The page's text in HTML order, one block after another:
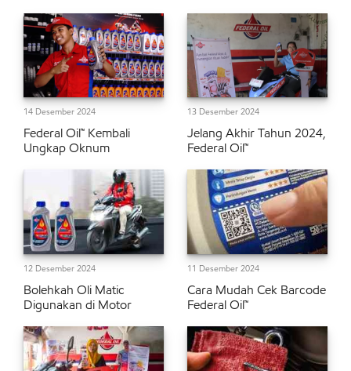
14 Desember 2024
Federal Oil™ Kembali
Ungkap Oknum
13 Desember 2024
Jelang Akhir Tahun 2024,
Federal Oil™
12 Desember 2024
Bolehkah Oli Matic
Digunakan di Motor
11 Desember 2024
Cara Mudah Cek Barcode
Federal Oil™